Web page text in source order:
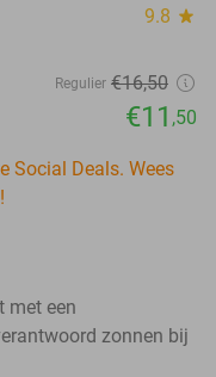
9.8 star
Regulier €16,50
€11 ,50
Social Deals. Wees
met een
zonnen bij